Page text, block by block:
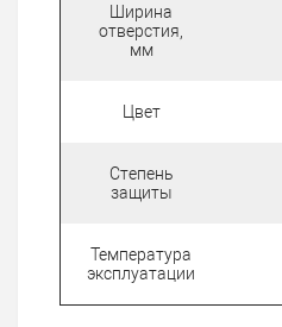
Ширина
отверстия,
мм
Цвет
Степень
защиты
Температура
эксплуатации